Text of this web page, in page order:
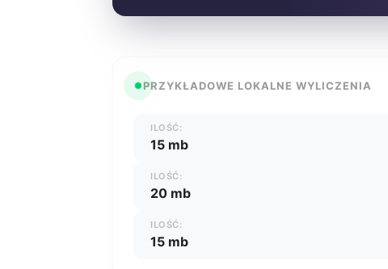
PRZYKŁADOWE LOKALNE WYLICZENIA
ILOŚĆ:
15 mb
ILOŚĆ:
20 mb
ILOŚĆ:
15 mb